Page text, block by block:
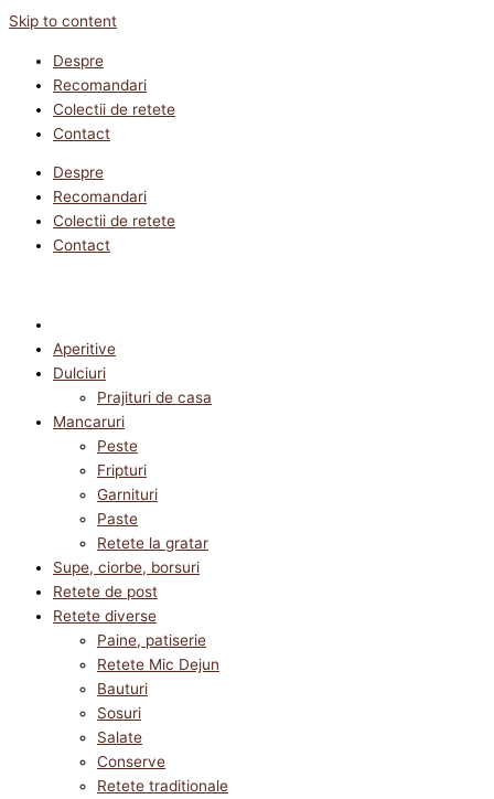
Skip to content
Despre
Recomandari
Colectii de retete
Contact
Despre
Recomandari
Colectii de retete
Contact
Aperitive
Dulciuri
Prajituri de casa
Mancaruri
Peste
Fripturi
Garnituri
Paste
Retete la gratar
Supe, ciorbe, borsuri
Retete de post
Retete diverse
Paine, patiserie
Retete Mic Dejun
Bauturi
Sosuri
Salate
Conserve
Retete traditionale